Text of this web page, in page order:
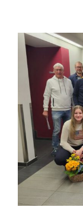
Zeige
grösseres
Bild